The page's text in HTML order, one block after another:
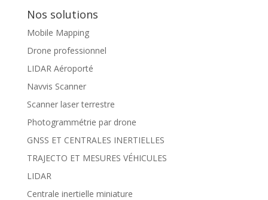
Nos solutions
Mobile Mapping
Drone professionnel
LIDAR Aéroporté
Navvis Scanner
Scanner laser terrestre
Photogrammétrie par drone
GNSS ET CENTRALES INERTIELLES
TRAJECTO ET MESURES VÉHICULES
LIDAR
Centrale inertielle miniature